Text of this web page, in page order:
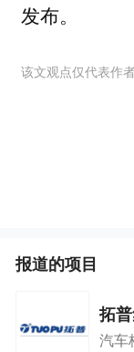
发布。
该文观点仅代表作
报道的项目
拓
汽车